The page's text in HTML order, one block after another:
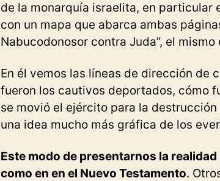
de la monarquía israelita, en particular
con un mapa que abarca ambas
Nabucodonosor contra Juda”, el
En él vemos las líneas de dirección de
fueron los cautivos deportados, cómo
se movió el ejército para la
una idea mucho más gráfica de los
Este modo de presentarnos la
como en en el Nuevo Testamento.